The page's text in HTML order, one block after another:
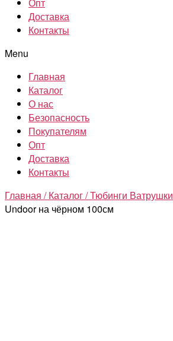
Доставка
Контакты
Menu
Главная
Каталог
О нас
Безопасность
Покупателям
Опт
Доставка
Контакты
Главная /Каталог /Тюбинги Ватрушки
Undoor на чёрном 100см